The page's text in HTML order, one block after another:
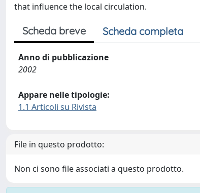
that influence the local circulation.
Scheda breve Scheda completa
Anno di pubblicazione
2002
Appare nelle tipologie:
1.1 Articoli su Rivista
File in questo prodotto:
Non ci sono file associati a questo prodotto.